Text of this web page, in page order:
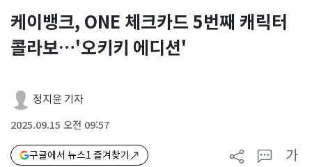
케이뱅크, ONE 체크카드 5번째 캐릭터
콜라보…'오키키 에디션'
정지윤 기자
2025.09.15 오전 09:57
구글에서 뉴스1 즐겨찾기 가